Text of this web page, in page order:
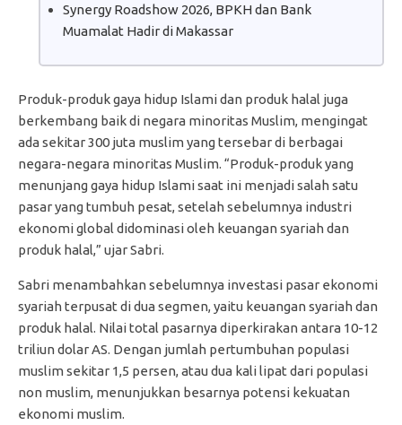
Synergy Roadshow 2026, BPKH dan Bank
Muamalat Hadir di Makassar
Produk-produk gaya hidup Islami dan produk halal juga
berkembang baik di negara minoritas Muslim, mengingat
ada sekitar 300 juta muslim yang tersebar di berbagai
negara-negara minoritas Muslim. “Produk-produk yang
menunjang gaya hidup Islami saat ini menjadi salah satu
pasar yang tumbuh pesat, setelah sebelumnya industri
ekonomi global didominasi oleh keuangan syariah dan
produk halal,” ujar Sabri.
Sabri menambahkan sebelumnya investasi pasar ekonomi
syariah terpusat di dua segmen, yaitu keuangan syariah dan
produk halal. Nilai total pasarnya diperkirakan antara 10-12
triliun dolar AS. Dengan jumlah pertumbuhan populasi
muslim sekitar 1,5 persen, atau dua kali lipat dari populasi
non muslim, menunjukkan besarnya potensi kekuatan
ekonomi muslim.